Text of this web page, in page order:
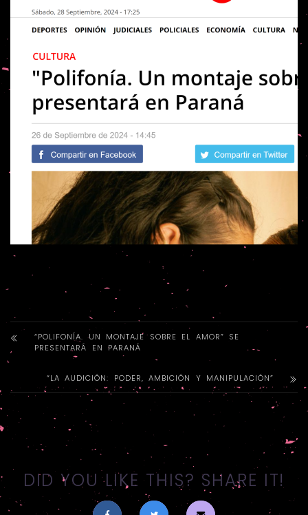
“POLIFONÍA. UN MONTAJE SOBRE EL AMOR” SE
PRESENTARÁ EN PARANÁ
“LA AUDICIÓN: PODER, AMBICIÓN Y MANIPULACIÓN”
DID YOU LIKE THIS? SHARE IT!